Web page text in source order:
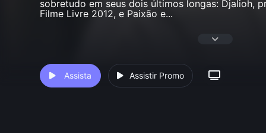
sobretudo em seus dois últimos longas: Djalioh,
Filme Livre 2012, e Paixão e...
Assista Assistir Promo